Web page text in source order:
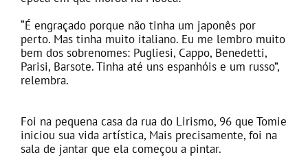
“É engraçado porque não tinha um japonês por
perto. Mas tinha muito italiano. Eu me lembro muito
bem dos sobrenomes: Pugliesi, Cappo, Benedetti,
Parisi, Barsote. Tinha até uns espanhóis e um russo”,
relembra.
Foi na pequena casa da rua do Lirismo, 96 que Tomie
iniciou sua vida artística, Mais precisamente, foi na
sala de jantar que ela começou a pintar.